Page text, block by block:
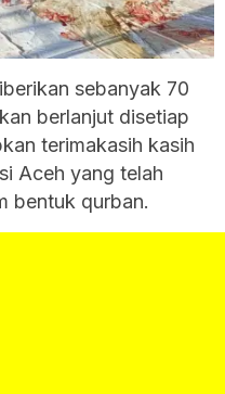
sebanyak 70
berlanjut disetiap
terimakasih kasih
Aceh yang telah
bentuk qurban.